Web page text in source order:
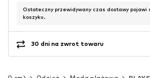
Ostateczny przewidywany czas dostawy pojawi
koszyku.
30 dni na zwrot towaru